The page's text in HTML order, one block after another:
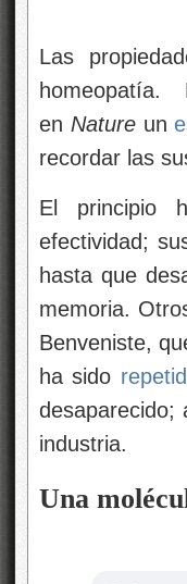
Las
en Natureun
recordar las
El principio
efectividad;
hasta que
memoria.
Benveniste,
ha sido
desaparecido;
industria.
Una